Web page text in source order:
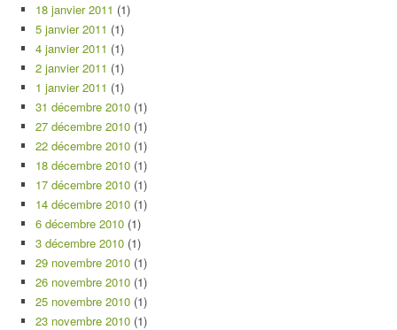
18 janvier 2011 (1)
5 janvier 2011 (1)
4 janvier 2011 (1)
2 janvier 2011 (1)
1 janvier 2011 (1)
31 décembre 2010 (1)
27 décembre 2010 (1)
22 décembre 2010 (1)
18 décembre 2010 (1)
17 décembre 2010 (1)
14 décembre 2010 (1)
6 décembre 2010 (1)
3 décembre 2010 (1)
29 novembre 2010 (1)
26 novembre 2010 (1)
25 novembre 2010 (1)
23 novembre 2010 (1)